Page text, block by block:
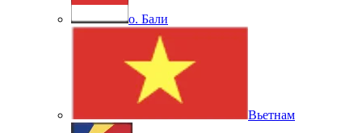
о. Бали
Вьетнам